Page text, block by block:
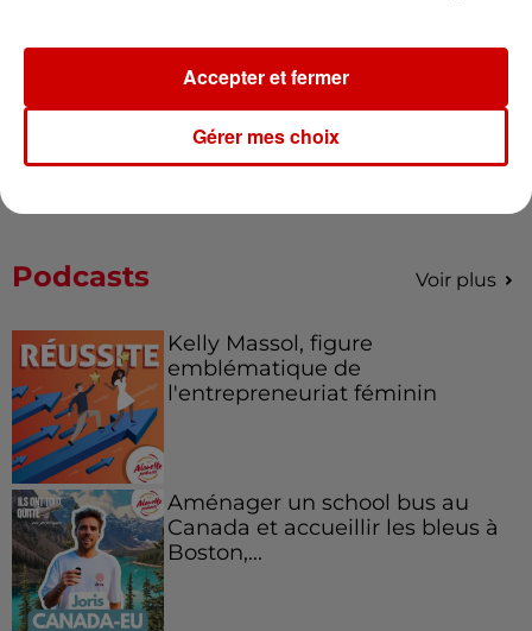
Le Duel - Gagnez votre balade
Podcasts Voir plus
Kelly Massol, figure
emblématique de
l'entrepreneuriat féminin
Aménager un school bus au
Canada et accueillir les bleus à
Boston,...
Gérer mes choix
Accepter et fermer